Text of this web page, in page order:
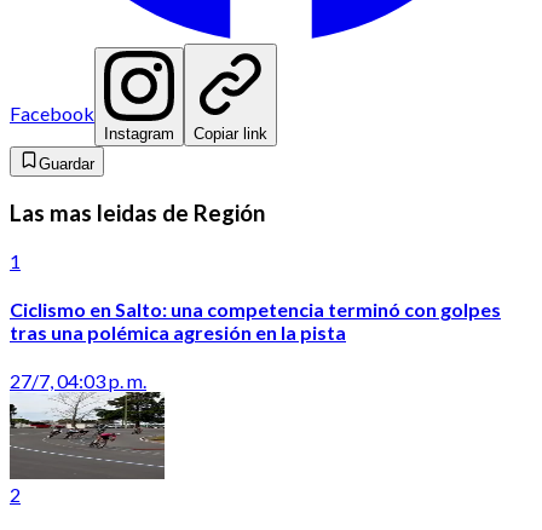
Facebook
Instagram
Copiar link
Guardar
Las mas leidas de Región
1
Ciclismo en Salto: una competencia terminó con golpes
tras una polémica agresión en la pista
27/7, 04:03 p. m.
2